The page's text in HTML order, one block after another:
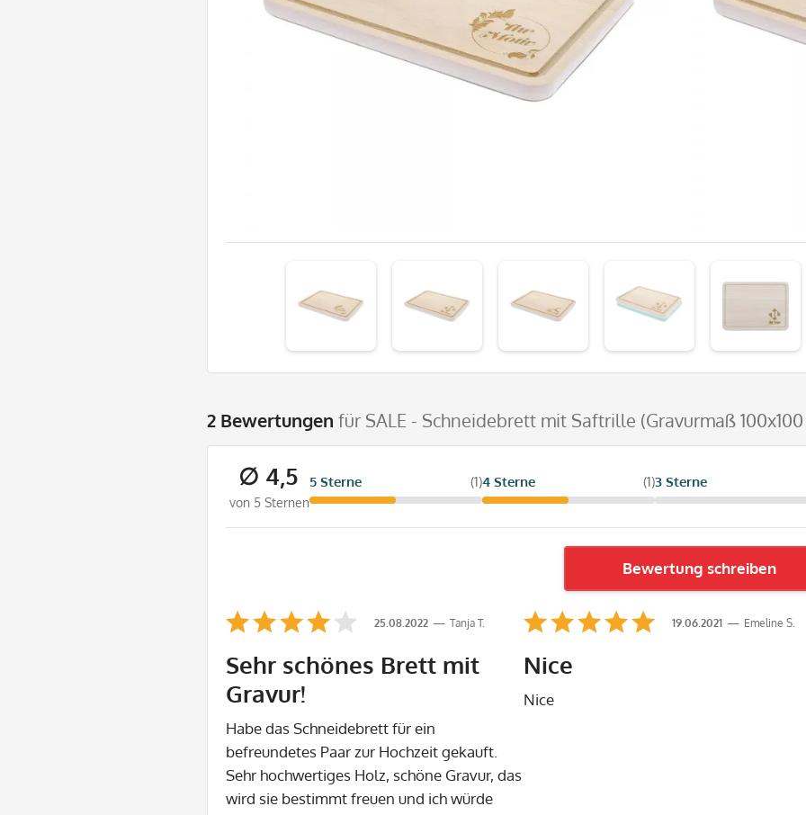
2 Bewertungen für SALE - Schneidebrett mit Saftrille (Gravurmaß
∅ 4,5
von 5 Sternen
5 Sterne (1)4 Sterne (1)3 Sterne
Bewertung schreiben
Tanja T.
25.08.2022
Sehr schönes Brett mit
Gravur!
Habe das Schneidebrett für ein
befreundetes Paar zur Hochzeit gekauft.
Sehr hochwertiges Holz, schöne Gravur, das
wird sie bestimmt freuen und ich würde
Emeline S.
19.06.2021
Nice
Nice